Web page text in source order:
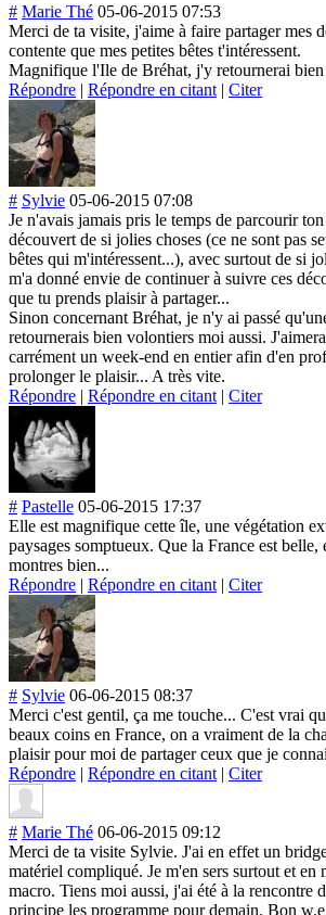
# Marie Thé 05-06-2015 07:53
Merci de ta visite, j'aime à faire partager mes
contente que mes petites bêtes t'intéressent.
Magnifique l'Ile de Bréhat, j'y retournerai
Répondre | Répondre en citant | Citer
# Sylvie 05-06-2015 07:08
Je n'avais jamais pris le temps de parcourir
découvert de si jolies choses (ce ne sont pas
bêtes qui m'intéressent...), avec surtout de si
m'a donné envie de continuer à suivre ces
que tu prends plaisir à partager...
Sinon concernant Bréhat, je n'y ai passé
retournerais bien volontiers moi aussi.
carrément un week-end en entier afin d'en
prolonger le plaisir... A très vite.
Répondre | Répondre en citant | Citer
# Pastelle 05-06-2015 17:37
Elle est magnifique cette île, une végétation
paysages somptueux. Que la France est belle,
montres bien...
Répondre | Répondre en citant | Citer
# Sylvie 06-06-2015 08:37
Merci c'est gentil, ça me touche... C'est vrai
beaux coins en France, on a vraiment de la
plaisir pour moi de partager ceux que je
Répondre | Répondre en citant | Citer
# Marie Thé 06-06-2015 09:12
Merci de ta visite Sylvie. J'ai en effet un
matériel compliqué. Je m'en sers surtout et en
macro. Tiens moi aussi, j'ai été à la rencontre
principe les programme pour demain. Bon